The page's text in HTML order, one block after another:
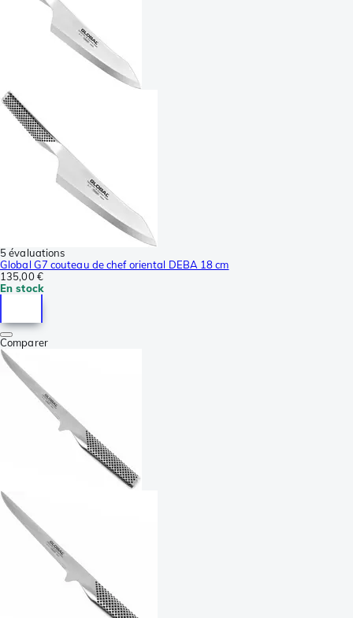
5 évaluations
Global G7 couteau de chef oriental DEBA 18 cm
135,00 €
En stock
Comparer